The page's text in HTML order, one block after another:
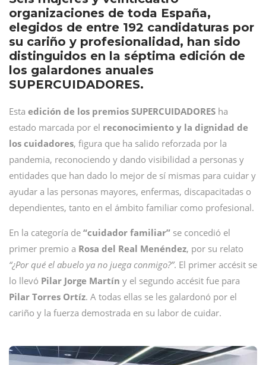
organizaciones de toda España,
elegidos de entre 192 candidaturas por
su cariño y profesionalidad, han sido
distinguidos en la séptima edición de
los galardones anuales
SUPERCUIDADORES.
Esta edición de los premios SUPERCUIDADORES ha
estado marcada por el reconocimiento y la dignidad de
los cuidadores, figura que ha salido reforzada por la
pandemia, reconociendo y dando visibilidad a personas y
entidades que han dado lo mejor de sí mismas para cuidar y
ayudar a las personas mayores, enfermas, discapacitadas o
dependientes, tanto en el ámbito familiar como profesional.
En la categoría de “cuidador familiar” se concedió el
primer premio a Rosa del Real Menéndez, por su relato
“¿Por qué el abuelo ya no juega conmigo?”. El primer accésit se
lo llevó Pilar Jorge Martín y el segundo accésit fue para
Pilar Torres Ortíz. A todas ellas se les galardonó por el
cariño y la fuerza demostrada en su labor de cuidar.